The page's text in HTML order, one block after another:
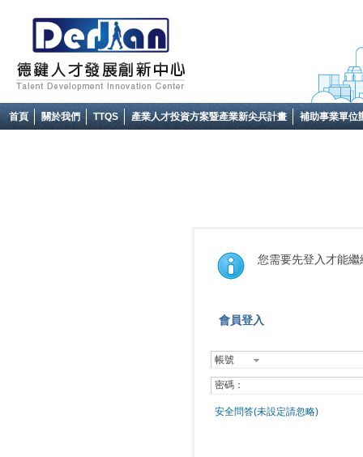
首頁 關於我們 TTQS 產業人才投資方案暨產業新尖兵計畫 補助事業單位
您需要先登入才能繼
會員登入
帳號
密碼：
安全問答(未設定請忽略)